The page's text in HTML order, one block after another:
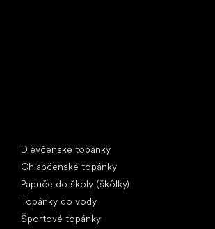
Dievčenské topánky
Chlapčenské topánky
Papuče do školy (škôlky)
Topánky do vody
Športové topánky